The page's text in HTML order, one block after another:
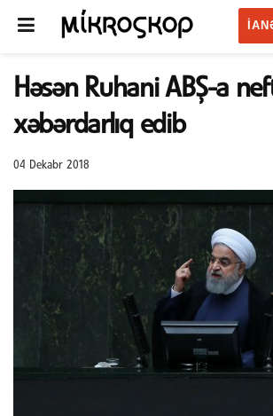
Həsən Ruhani ABŞ-a
xəbərdarlıq edib
04 Dekabr 2018